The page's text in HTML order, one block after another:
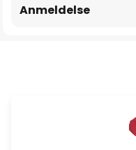
Anmeldelse